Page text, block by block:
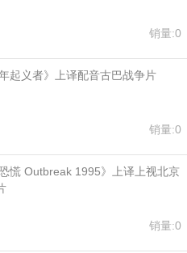
销量:0
起义者》上译配音古巴战争片
销量:0
慌 Outbreak 1995》上译上视北京
销量:0